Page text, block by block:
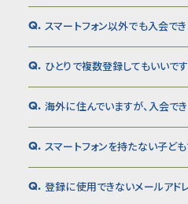
Q. スマートフォン以外でも入会で
Q. ひとりで複数登録してもいいで
Q. 海外に住んでいますが、入会で
Q. スマートフォンを持たない子ど
Q. 登録に使用できないメールアド